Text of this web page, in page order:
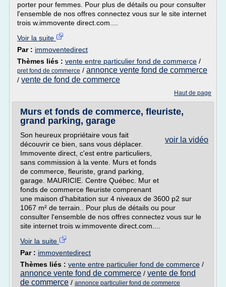
porter pour femmes. Pour plus de détails ou pour consulter
l'ensemble de nos offres connectez vous sur le site internet
trois w.immovente direct.com....
Voir la suite
Par : immoventedirect
Thèmes liés : vente entre particulier fond de commerce /
pret fond de commerce / annonce vente fond de commerce
/ vente de fond de commerce
Haut de page
Murs et fonds de commerce, fleuriste,
grand parking, garage
voir la vidéo
Son heureux propriétaire vous fait
découvrir ce bien, sans vous déplacer.
Immovente direct, c'est entre particuliers,
sans commission à la vente. Murs et fonds
de commerce, fleuriste, grand parking,
garage. MAURICIE. Centre Québec. Mur et
fonds de commerce fleuriste comprenant
une maison d'habitation sur 4 niveaux de 3600 p2 sur
1067 m² de terrain.. Pour plus de détails ou pour
consulter l'ensemble de nos offres connectez vous sur le
site internet trois w.immovente direct.com....
Voir la suite
Par : immoventedirect
Thèmes liés : vente entre particulier fond de commerce /
annonce vente fond de commerce / vente de fond
de commerce / annonce particulier fond de commerce